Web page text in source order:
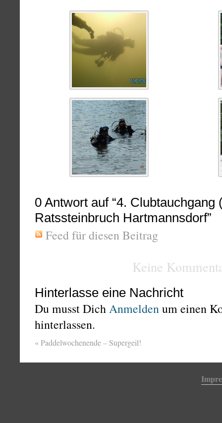
0 Antwort auf “4. Clubtauchgang
Ratssteinbruch Hartmannsdorf”
Feed für diesen Beitrag
Keine
Hinterlasse eine Nachricht
Du musst DichAnmeldenum einen
hinterlassen.
«Paddelwochenende – Supergeil!